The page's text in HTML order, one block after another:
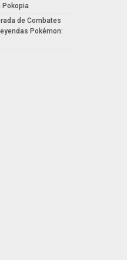
Pokopia
de Combates
Pokémon: